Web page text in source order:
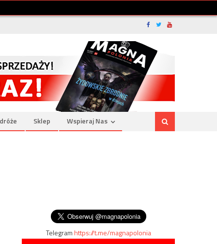
Sklep Wspieraj Nas
Telegramhttps://t.me/magnapolonia